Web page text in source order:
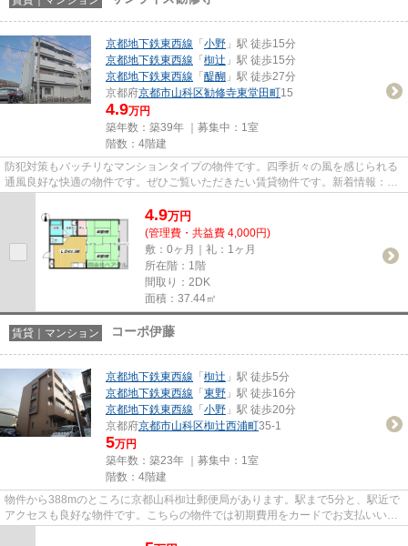
京都地下鉄東西線 「 小野 」駅 徒歩15分
京都地下鉄東西線 「 椥辻 」駅 徒歩15分
京都地下鉄東西線 「 醍醐 」駅 徒歩27分
京都府京都市山科区勧修寺東堂田町15
4.9万円
築年数：築39年 ｜募集中： 1室
階数：4階建
防犯対策もバッチリなマンションタイプの物件です。四季折々の風を感じられる
通風良好な快適の物件です。ぜひご覧いただきたい賃貸物件です。新着情報：サ
4.9万円
(管理費・共益費 4,000円)
敷：0ヶ月｜礼：1ヶ月
所在階：1階
間取り：2DK
面積：37.44㎡
賃貸｜マンション コーポ伊藤
京都地下鉄東西線 「 椥辻 」駅 徒歩5分
京都地下鉄東西線 「 東野 」駅 徒歩16分
京都地下鉄東西線 「 小野 」駅 徒歩20分
京都府京都市山科区椥辻西浦町35-1
5万円
築年数：築23年 ｜募集中： 1室
階数：4階建
物件から388mのところに京都山科椥辻郵便局があります。駅まで5分と、駅近で
アクセスも良好な物件です。こちらの物件では初期費用をカードでお支払いいた